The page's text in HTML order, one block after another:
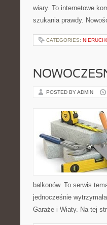
wiary. To internetowe
szukania prawdy.
CATEGORIES:
POSTED BY ADMIN
balkonów. To serwis
jednocześnie
Garaże i Wiaty. Na tej